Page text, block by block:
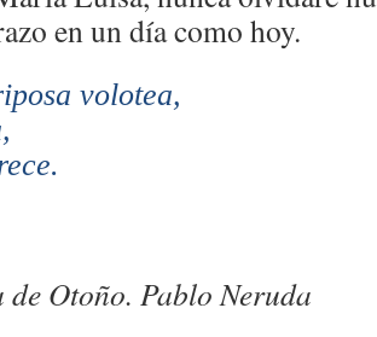
en un día como hoy.
volotea,
Otoño. Pablo Neruda